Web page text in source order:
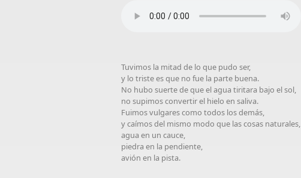
Tuvimos la mitad de lo que pudo ser,
y lo triste es que no fue la parte buena.
No hubo suerte de que el agua tiritara bajo el sol,
no supimos convertir el hielo en saliva.
Fuimos vulgares como todos los demás,
y caímos del mismo modo que las cosas naturales,
agua en un cauce,
piedra en la pendiente,
avión en la pista.